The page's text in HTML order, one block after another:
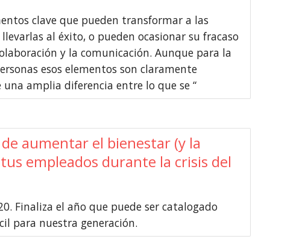
clave que pueden transformar a las
al éxito, o pueden ocasionar su fracaso
y la comunicación. Aunque para la
esos elementos son claramente
una amplia diferencia entre lo que se “
aumentar el bienestar (y la
empleados durante la crisis del
Finaliza el año que puede ser catalogado
para nuestra generación.